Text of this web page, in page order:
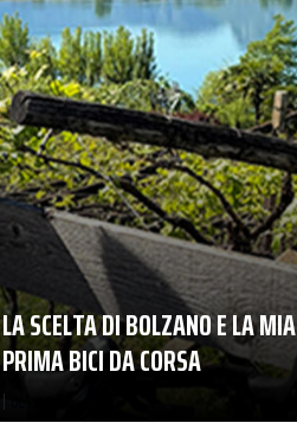
LA SCELTA DI BOLZANO E LA MIA
PRIMA BICI DA CORSA